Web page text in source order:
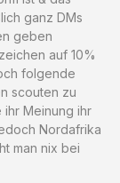
ganz DMs
geben
auf 10%
folgende
scouten zu
ihr Meinung ihr
Nordafrika
man nix bei